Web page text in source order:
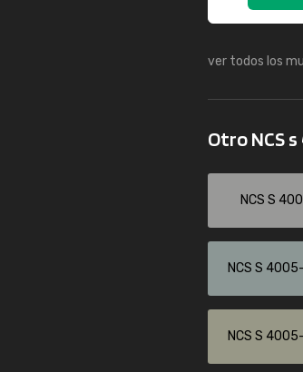
ver todos los
Otro NCS
NCS S
NCS S
NCS S